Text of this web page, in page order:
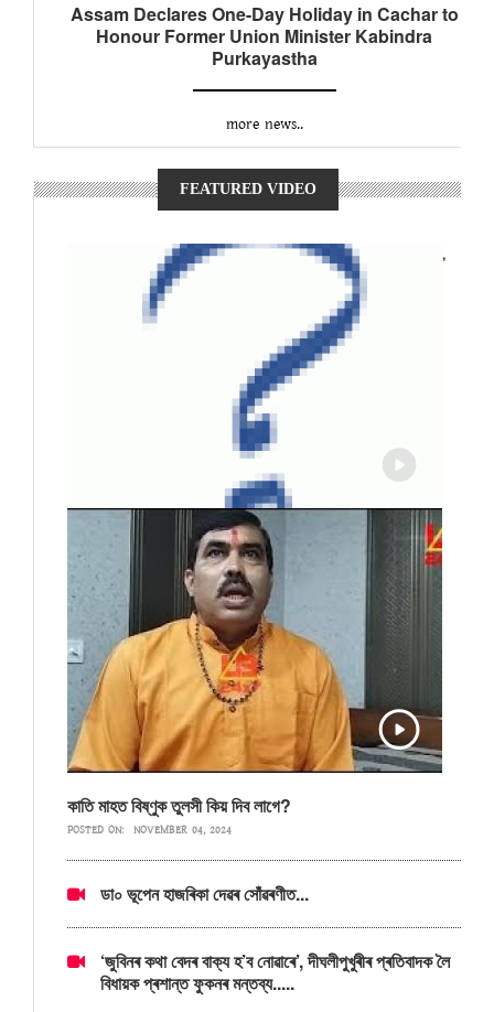
Assam Declares One-Day Holiday in Cachar to
Honour Former Union Minister Kabindra
Purkayastha
more news..
FEATURED VIDEO
,
কাতি মাহত বিষ্ণুক তুলসী কিয় দিব লাগে?
POSTED ON: NOVEMBER 04, 2024
ডা০ ভূপেন হাজৰিকা দেৱৰ সোঁৱৰণীত...
‘জুবিনৰ কথা বেদৰ বাক্য হ’ব নোৱাৰে’, দীঘলীপুখুৰীৰ প্ৰতিবাদক লৈ
বিধায়ক প্ৰশান্ত ফুকনৰ মন্তব্য.....